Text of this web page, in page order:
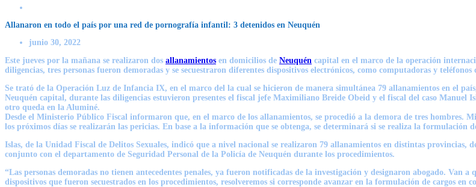
Allanaron en todo el país por una red de pornografía infantil: 3 detenidos en Neuquén
junio 30, 2022
Este jueves por la mañana se realizaron dos allanamientos en domicilios de Neuquén capital en el marco de la operación
diligencias, tres personas fueron demoradas y se secuestraron diferentes dispositivos electrónicos, como computadoras y teléfonos
Se trató de la Operación Luz de Infancia IX, en el marco del la cual se hicieron de manera simultánea 79 allanamientos en el
Neuquén capital, durante las diligencias estuvieron presentes el fiscal jefe Maximiliano Breide Obeid y el fiscal del caso Manuel
otro queda en la Aluminé.
Desde el Ministerio Público Fiscal informaron que, en el marco de los allanamientos, se procedió a la demora de tres hombres.
los próximos días se realizarán las pericias. En base a la información que se obtenga, se determinará si se realiza la formulación
Islas, de la Unidad Fiscal de Delitos Sexuales, indicó que a nivel nacional se realizaron 79 allanamientos en distintas
conjunto con el departamento de Seguridad Personal de la Policía de Neuquén durante los procedimientos.
“Las personas demoradas no tienen antecedentes penales, ya fueron notificadas de la investigación y designaron abogado. Van a
dispositivos que fueron secuestrados en los procedimientos, resolveremos si corresponde avanzar en la formulación de cargos en